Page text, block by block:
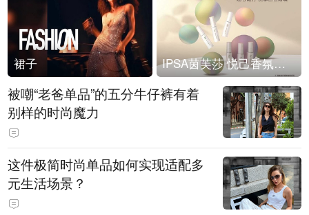
裙子 IPSA茵芙莎 悦己香氛凝露上市
被嘲“老爸单品”的五分牛仔裤有着
别样的时尚魔力
这件极简时尚单品如何实现适配多
元生活场景？